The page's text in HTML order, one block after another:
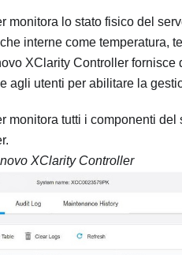
monitora lo stato fisico del
interne come temperatura,
XClarity Controller fornisce
agli utenti per abilitare la
monitora tutti i componenti
.
XClarity Controller